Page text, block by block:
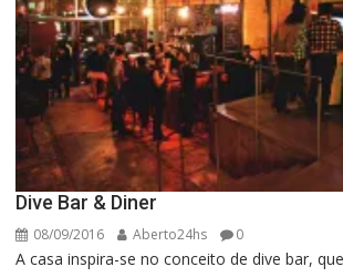
Dive Bar & Diner
08/09/2016 Aberto24hs 0
A casa inspira-se no conceito de dive bar,